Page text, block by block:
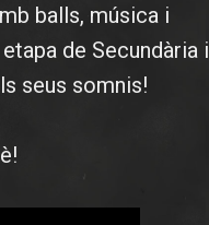
balls, música i
de Secundària i
seus somnis!